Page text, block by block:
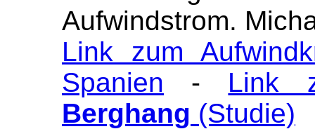
Aufwindstrom.
Link zum
Spanien - Link
Berghang (Studie)